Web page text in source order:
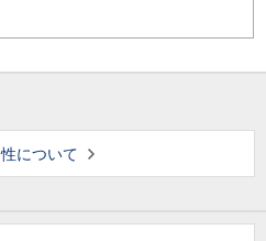
について